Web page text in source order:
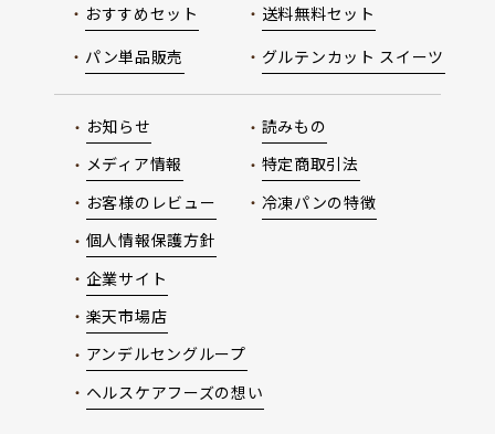
おすすめセット
パン単品販売
送料無料セット
グルテンカット スイーツ
お知らせ
メディア情報
お客様のレビュー
個人情報保護方針
読みもの
特定商取引法
冷凍パンの特徴
企業サイト
楽天市場店
アンデルセングループ
ヘルスケアフーズの想い